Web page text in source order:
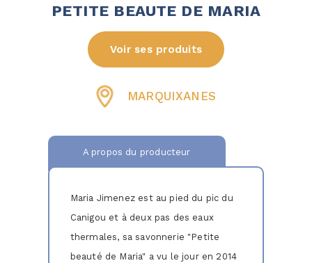
PETITE BEAUTE DE MARIA
Voir ses produits
MARQUIXANES
A propos du producteur
Maria Jimenez est au pied du pic du
Canigou et à deux pas des eaux
thermales, sa savonnerie "Petite
beauté de Maria" a vu le jour en 2014